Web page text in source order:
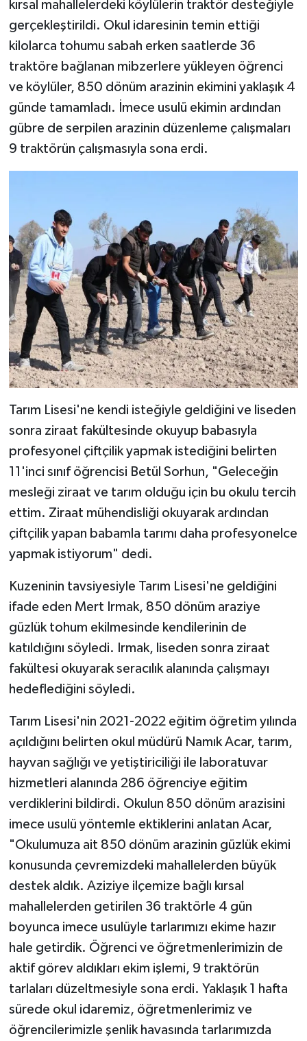
kırsal mahallelerdeki köylülerin traktör desteğiyle
gerçekleştirildi. Okul idaresinin temin ettiği
kilolarca tohumu sabah erken saatlerde 36
traktöre bağlanan mibzerlere yükleyen öğrenci
ve köylüler, 850 dönüm arazinin ekimini yaklaşık 4
günde tamamladı. İmece usulü ekimin ardından
gübre de serpilen arazinin düzenleme çalışmaları
9 traktörün çalışmasıyla sona erdi.
Tarım Lisesi'ne kendi isteğiyle geldiğini ve liseden
sonra ziraat fakültesinde okuyup babasıyla
profesyonel çiftçilik yapmak istediğini belirten
11'inci sınıf öğrencisi Betül Sorhun, "Geleceğin
mesleği ziraat ve tarım olduğu için bu okulu tercih
ettim. Ziraat mühendisliği okuyarak ardından
çiftçilik yapan babamla tarımı daha profesyonelce
yapmak istiyorum" dedi.
Kuzeninin tavsiyesiyle Tarım Lisesi'ne geldiğini
ifade eden Mert Irmak, 850 dönüm araziye
güzlük tohum ekilmesinde kendilerinin de
katıldığını söyledi. Irmak, liseden sonra ziraat
fakültesi okuyarak seracılık alanında çalışmayı
hedeflediğini söyledi.
Tarım Lisesi'nin 2021-2022 eğitim öğretim yılında
açıldığını belirten okul müdürü Namık Acar, tarım,
hayvan sağlığı ve yetiştiriciliği ile laboratuvar
hizmetleri alanında 286 öğrenciye eğitim
verdiklerini bildirdi. Okulun 850 dönüm arazisini
imece usulü yöntemle ektiklerini anlatan Acar,
"Okulumuza ait 850 dönüm arazinin güzlük ekimi
konusunda çevremizdeki mahallelerden büyük
destek aldık. Aziziye ilçemize bağlı kırsal
mahallelerden getirilen 36 traktörle 4 gün
boyunca imece usulüyle tarlarımızı ekime hazır
hale getirdik. Öğrenci ve öğretmenlerimizin de
aktif görev aldıkları ekim işlemi, 9 traktörün
tarlaları düzeltmesiyle sona erdi. Yaklaşık 1 hafta
sürede okul idaremiz, öğretmenlerimiz ve
öğrencilerimizle şenlik havasında tarlarımızda